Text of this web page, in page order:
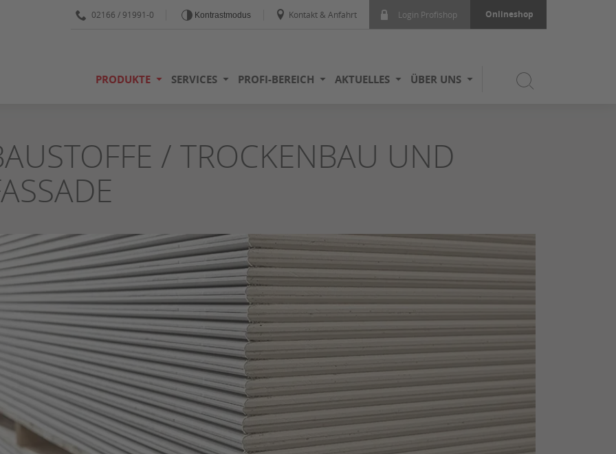
02166 / 91991-0 Kontrastmodus Kontakt & Anfahrt Login Profishop Onlineshop
PRODUKTE SERVICES PROFI-BEREICH AKTUELLES ÜBER UNS
/ TROCKENBAU UND